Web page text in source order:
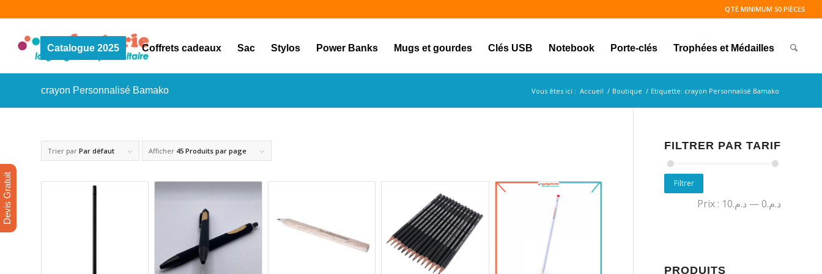
QTÉ MINIMUM 50 PIÈCES
Catalogue 2025 Coffrets cadeaux Sac Stylos Power Banks Mugs et gourdes Clés USB Notebook Porte-clés Trophées et Médailles
crayon Personnalisé Bamako Vous êtes ici : Accueil / Boutique / Etiquette: crayon Personnalisé Bamako
Trier par Par défaut Afficher 45 Produits par page FILTRER PAR TARIF
Filtrer
Prix : د.م.0 — د.م.10
PRODUITS
Devis Gratuit